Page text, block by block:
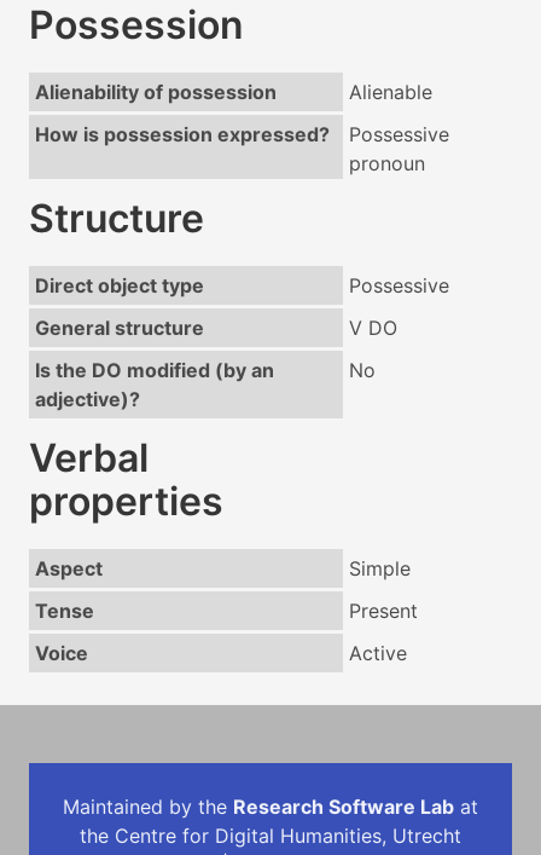
Possession
Alienability of possession
Alienable
How is possession expressed?
Possessive
pronoun
Structure
Direct object type
Possessive
General structure
V DO
Is the DO modified (by an
adjective)?
No
Verbal
properties
Aspect
Simple
Tense
Present
Voice
Active
Maintained by the Research Software Lab at
the Centre for Digital Humanities, Utrecht